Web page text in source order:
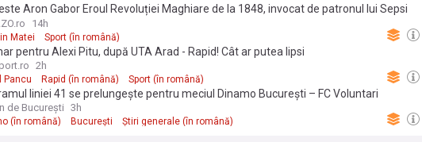
Aron Gabor Eroul Revoluției Maghiare de la 1848, invocat de patronul lui Sepsi
lui Cosmin Matei
14h
Matei Sport (în română)
pentru Alexi Pitu, după UTA Arad - Rapid! Cât ar putea lipsi
2h
Pancu Rapid (în română) Sport (în română)
liniei 41 se prelungește pentru meciul Dinamo București – FC Voluntari
de București 3h
(în română) București Știri generale (în română)